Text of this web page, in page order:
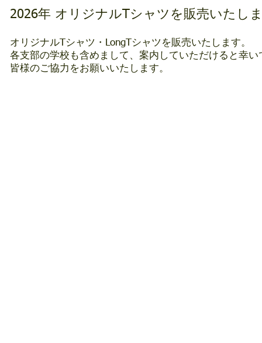
2026年 オリジナルTシャツを販売いたし
オリジナルTシャツ・LongTシャツを販売いたします。
各支部の学校も含めまして、案内していただけると幸い
皆様のご協力をお願いいたします。